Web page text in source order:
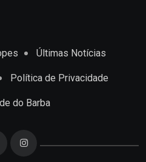
Últimas Notícias
Política de Privacidade
do Barba